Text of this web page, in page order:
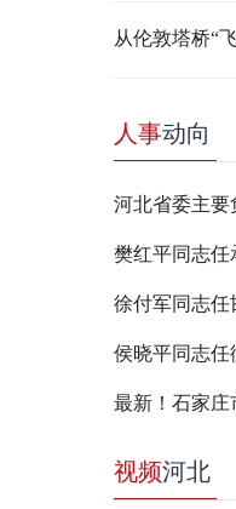
从伦敦塔桥“
人事动向
河北省委主要
樊红平同志任
徐付军同志任
侯晓平同志任
最新！石家庄
视频河北